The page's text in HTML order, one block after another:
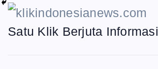
o
Satu Klik Berjuta Informasi